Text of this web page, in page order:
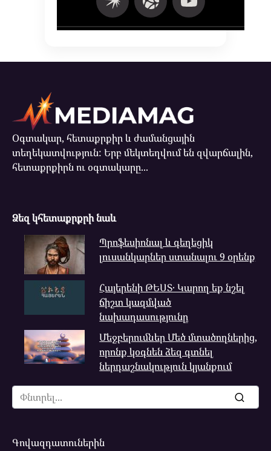
Օգտակար, հետաքրքիր և ժամանցային
տեղեկատվություն: Երբ մեկտեղվում են զվարճալին,
հետաքրքիրն ու օգտակարը...
Ձեզ կհետաքրքրի նաև
Պրոֆեսիոնալ և գեղեցիկ
լուսանկարներ ստանալու 9 օրենք
Հայերենի ԹԵՍՏ․ Կարող եք նշել
ճիշտ կազմված
նախադասությունը
Մեջբերումներ Մեծ մտածողներից,
որոնք կօգնեն ձեզ գտնել
ներդաշնակություն կյանքում
Search
for:
Գովազդատուներին